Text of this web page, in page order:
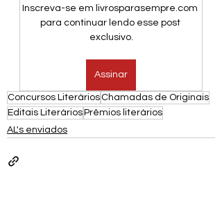
Inscreva-se em livrosparasempre.com
para continuar lendo esse post
exclusivo.
Assinar
Concursos Literários Chamadas de Originais
Editais Literários Prêmios literários
AL's enviados